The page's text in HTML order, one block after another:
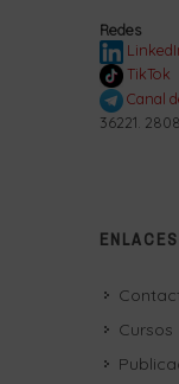
Redes
TikTok
Canal
36221.
Cursos